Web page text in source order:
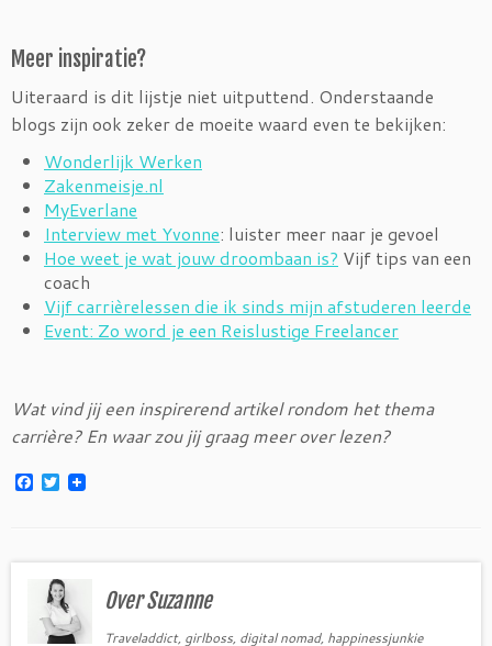
Meer inspiratie?
Uiteraard is dit lijstje niet uitputtend. Onderstaande
blogs zijn ook zeker de moeite waard even te bekijken:
Wonderlijk Werken
Zakenmeisje.nl
MyEverlane
Interview met Yvonne: luister meer naar je gevoel
Hoe weet je wat jouw droombaan is? Vijf tips van een
coach
Vijf carrièrelessen die ik sinds mijn afstuderen leerde
Event: Zo word je een Reislustige Freelancer
Wat vind jij een inspirerend artikel rondom het thema
carrière? En waar zou jij graag meer over lezen?
F
o
T
w
e
r
Over Suzanne
Traveladdict, girlboss, digital nomad, happinessjunkie